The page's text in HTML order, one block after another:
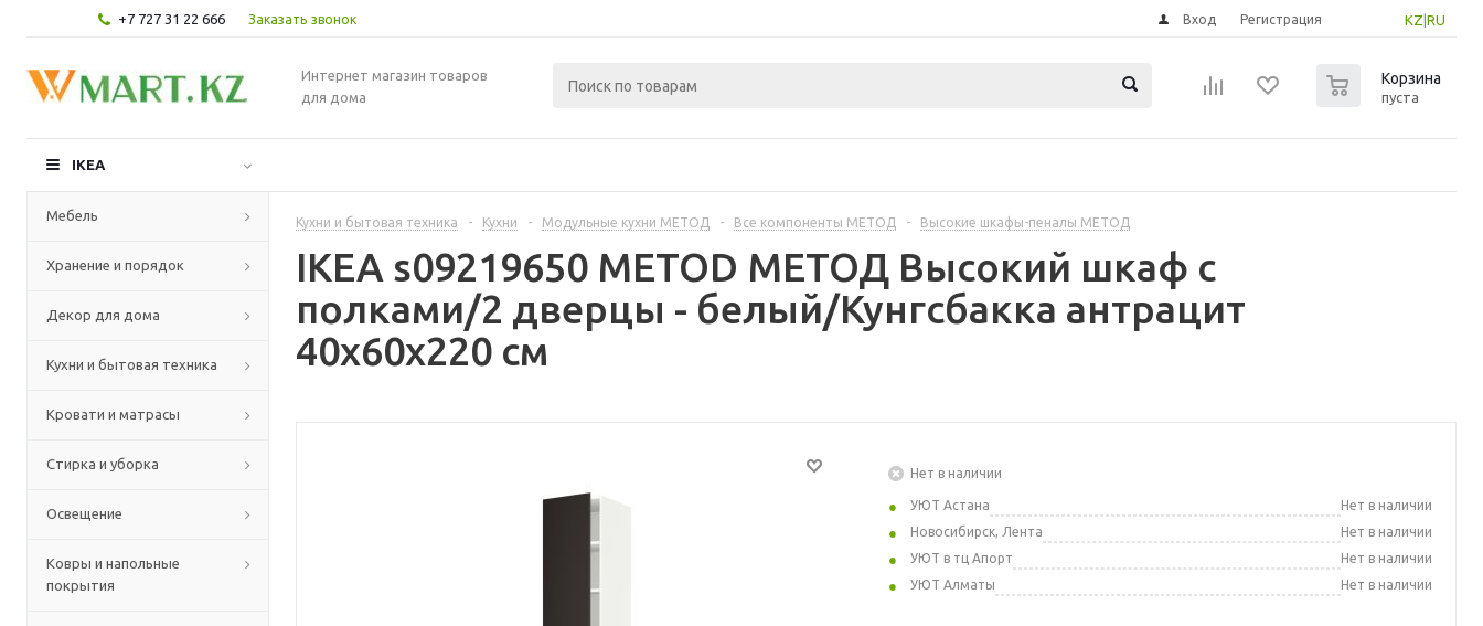
+7 727 31 22 666 Заказать звонок KZ RU
Вход Регистрация
Интернет магазин товаров
для дома
Корзина
пуста
IKEA
Мебель
Хранение и порядок
Декор для дома
Кухни и бытовая техника
Кровати и матрасы
Стирка и уборка
Освещение
Ковры и напольные
покрытия
Кухни и бытовая техника - Кухни - Модульные кухни МЕТОД - Все компоненты МЕТОД - Высокие шкафы-пеналы МЕТОД
IKEA s09219650 METOD МЕТОД Высокий шкаф с
полками/2 дверцы - белый/Кунгсбакка антрацит
40x60x220 см
Нет в наличии
УЮТ Астана
Нет в наличии
Новосибирск, Лента
Нет в наличии
УЮТ в тц Апорт
Нет в наличии
УЮТ Алматы
Нет в наличии